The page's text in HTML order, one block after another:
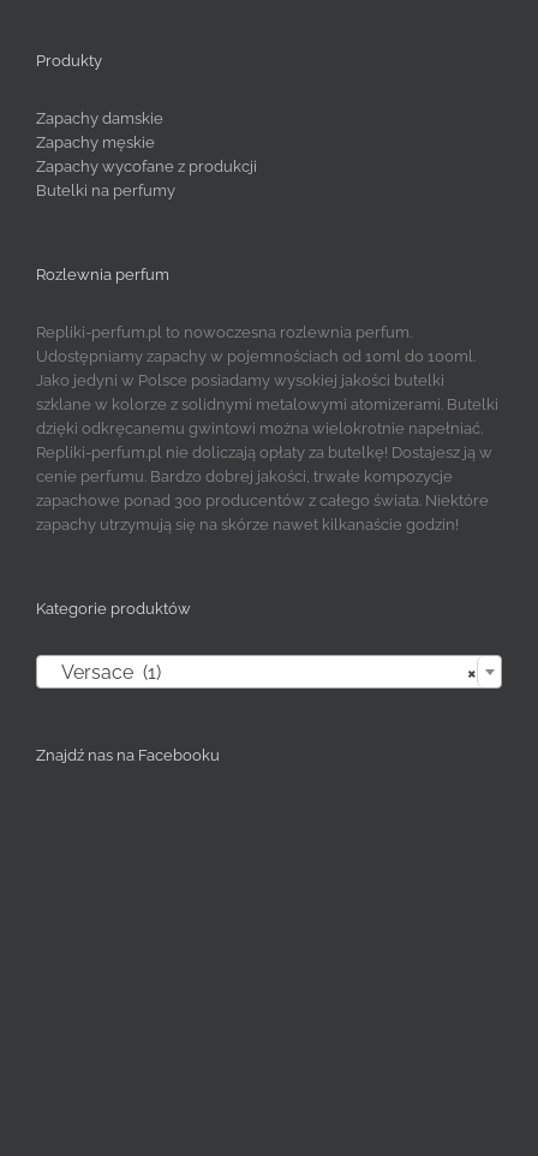
Produkty
Zapachy damskie
Zapachy męskie
Zapachy wycofane z produkcji
Butelki na perfumy
Rozlewnia perfum
Repliki-perfum.pl to nowoczesna rozlewnia perfum.
Udostępniamy zapachy w pojemnościach od 10ml do 100ml.
Jako jedyni w Polsce posiadamy wysokiej jakości butelki
szklane w kolorze z solidnymi metalowymi atomizerami. Butelki
dzięki odkręcanemu gwintowi można wielokrotnie napełniać.
Repliki-perfum.pl nie doliczają opłaty za butelkę! Dostajesz ją w
cenie perfumu. Bardzo dobrej jakości, trwałe kompozycje
zapachowe ponad 300 producentów z całego świata. Niektóre
zapachy utrzymują się na skórze nawet kilkanaście godzin!
Kategorie produktów
×
Versace (1)
Znajdź nas na Facebooku